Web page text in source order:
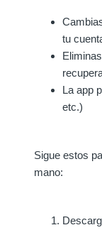
tu
La app
etc.)
Sigue estos
mano: